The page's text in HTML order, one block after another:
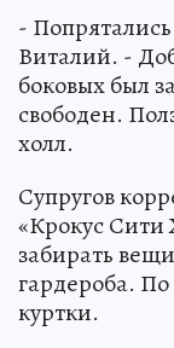
-
Виталий. -
боковых был
свободен.
холл.
Супругов
«Крокус Сити
забирать
гардероба.
куртки.